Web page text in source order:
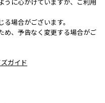
場合がございます。
め、予告なく変更する場合がご
ガイド